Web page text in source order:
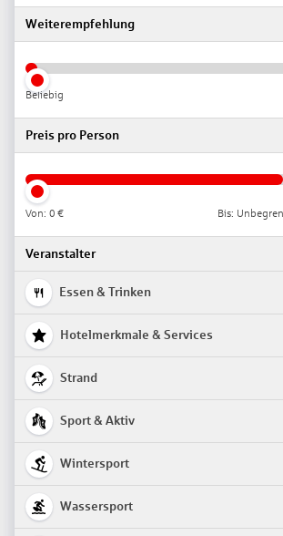
Weiterempfehlung
Beliebig
Preis pro Person
Von: 0 € Bis:
Veranstalter
Essen & Trinken
Hotelmerkmale & Services
Strand
Sport & Aktiv
Wintersport
Wassersport